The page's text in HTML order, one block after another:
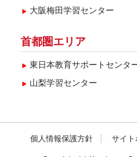
大阪梅田学習センター
首都圏エリア
東日本教育サポートセンタ
山梨学習センター
個人情報保護方針 サイト